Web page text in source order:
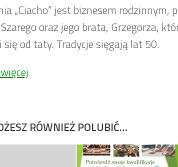
„Ciacho” jest biznesem rodzinnym,
oraz jego brata, Grzegorza,
się od taty. Tradycje sięgają lat 50.
RÓWNIEŻ POLUBIĆ…